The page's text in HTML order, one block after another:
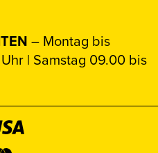
– Montag bis
| Samstag 09.00 bis